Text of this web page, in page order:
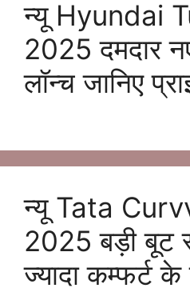
न्यू Hyundai
2025 दमदार
लॉन्च जानिए
न्यू Tata
2025 बड़ी बूट
ज्यादा कम्फर्ट